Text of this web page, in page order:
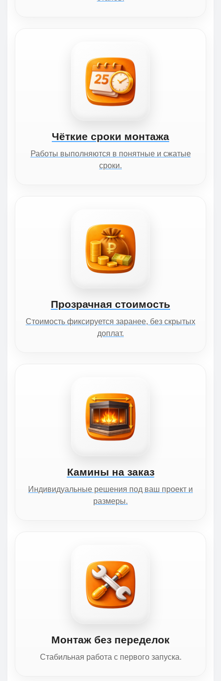
Чёткие сроки монтажа
Работы выполняются в понятные и сжатые
сроки.
Прозрачная стоимость
Стоимость фиксируется заранее, без скрытых
доплат.
Камины на заказ
Индивидуальные решения под ваш проект и
размеры.
Монтаж без переделок
Стабильная работа с первого запуска.